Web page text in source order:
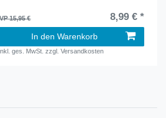
15,95 € 8,99 € *
In den Warenkorb
ges. MwSt. zzgl.Versandkosten